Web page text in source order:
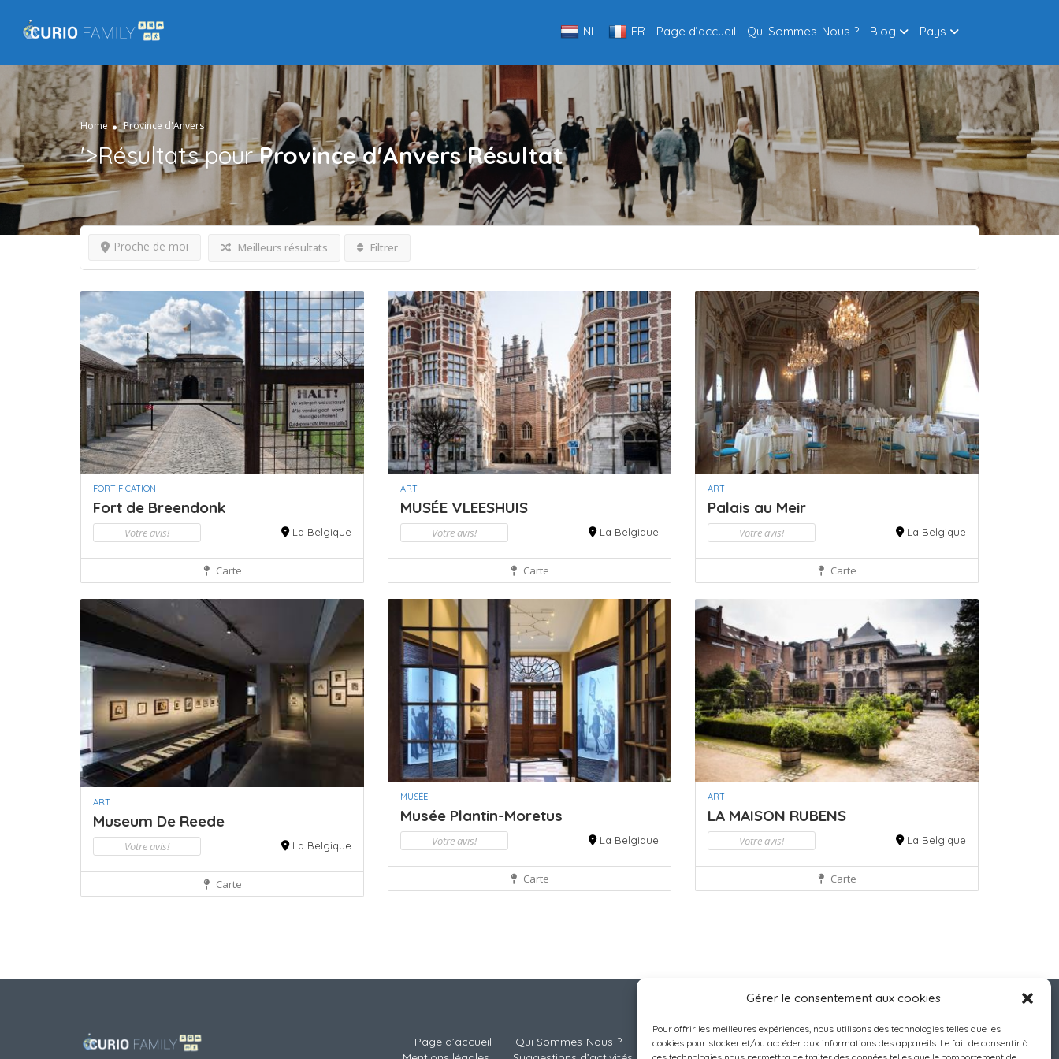
Gérer le consentement aux cookies
Pour offrir les meilleures expériences, nous utilisons des technologies telles que les
cookies pour stocker et/ou accéder aux informations des appareils. Le fait de consentir à
NL FR Page d’accueil Qui Sommes-Nous ? Blog Pays
Home Province d'Anvers
'>Résultats pourProvince d'Anvers Résultat
Proche de moi Meilleurs résultats Filtrer
FORTIFICATION
Fort de Breendonk
Votre avis! La Belgique
Carte
ART
MUSÉE VLEESHUIS
Votre avis! La Belgique
Carte
ART
Palais au Meir
Votre avis! La Belgique
Carte
ART
Museum De Reede
Votre avis! La Belgique
Carte
MUSÉE
Musée Plantin-Moretus
Votre avis! La Belgique
Carte
ART
LA MAISON RUBENS
Votre avis! La Belgique
Carte
Page d’accueil
Qui Sommes-Nous ?